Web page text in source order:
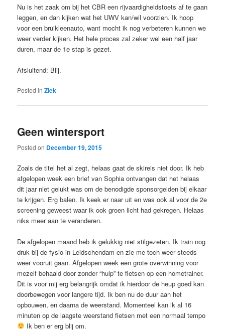
Nu is het zaak om bij het CBR een rijvaardigheidstoets af te gaan
leggen, en dan kijken wat het UWV kan/wil voorzien. Ik hoop
voor een bruikleenauto, want mocht ik nog verbeteren kunnen we
weer verder kijken. Het hele proces zal zeker wel een half jaar
duren, maar de 1e stap is gezet.
Afsluitend: Blij.
Posted in Ziek
Geen wintersport
Posted on December 19, 2015
Zoals de titel het al zegt, helaas gaat de skireis niet door. Ik heb
afgelopen week een brief van Sophia ontvangen dat het helaas
dit jaar niet gelukt was om de benodigde sponsorgelden bij elkaar
te krijgen. Erg balen. Ik keek er naar uit en was ook al voor de 2e
screening geweest waar ik ook groen licht had gekregen. Helaas
niks meer aan te veranderen.
De afgelopen maand heb ik gelukkig niet stilgezeten. Ik train nog
druk bij de fysio in Leidschendam en zie me toch weer steeds
weer vooruit gaan. Afgelopen week een grote overwinning voor
mezelf behaald door zonder “hulp” te fietsen op een hometrainer.
Dit is voor mij erg belangrijk omdat ik hierdoor de heup goed kan
doorbewegen voor langere tijd. Ik ben nu de duur aan het
opbouwen, en daarna de weerstand. Momenteel kan ik al 16
minuten op de laagste weerstand fietsen met een normaal tempo
Ik ben er erg blij om.